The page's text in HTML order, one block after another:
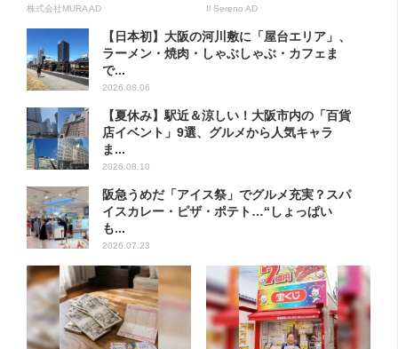
方...
株式会社MURA AD Il Sereno AD
【日本初】大阪の河川敷に「屋台エリア」、
ラーメン・焼肉・しゃぶしゃぶ・カフェま
で...
2026.08.06
【夏休み】駅近＆涼しい！大阪市内の「百貨
店イベント」9選、グルメから人気キャラ
ま...
2026.08.10
阪急うめだ「アイス祭」でグルメ充実？スパ
イスカレー・ピザ・ポテト…“しょっぱい
も...
2026.07.23